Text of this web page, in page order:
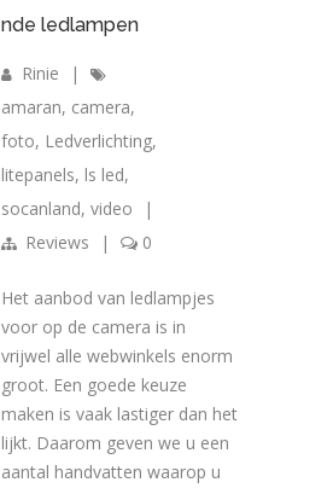
nde ledlampen
Rinie
|
amaran, camera,
foto, Ledverlichting,
litepanels, ls led,
socanland, video
|
Reviews
| 0
Het aanbod van ledlampjes
voor op de camera is in
vrijwel alle webwinkels enorm
groot. Een goede keuze
maken is vaak lastiger dan het
lijkt. Daarom geven we u een
aantal handvatten waarop u